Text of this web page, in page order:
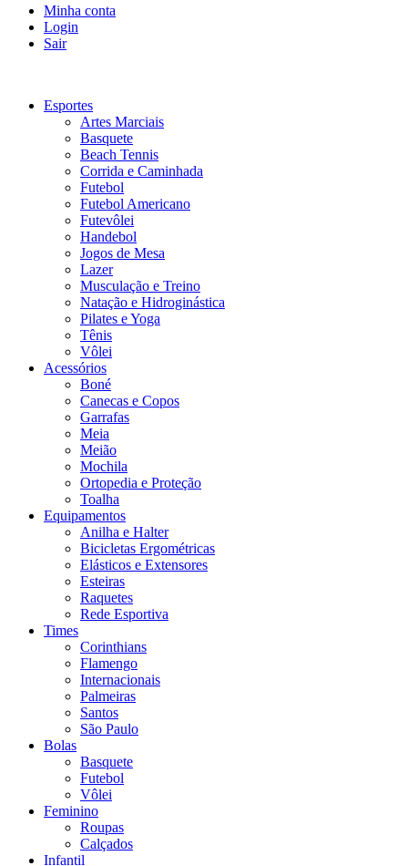
Minha conta
Login
Sair
Esportes
Artes Marciais
Basquete
Beach Tennis
Corrida e Caminhada
Futebol
Futebol Americano
Futevôlei
Handebol
Jogos de Mesa
Lazer
Musculação e Treino
Natação e Hidroginástica
Pilates e Yoga
Tênis
Vôlei
Acessórios
Boné
Canecas e Copos
Garrafas
Meia
Meião
Mochila
Ortopedia e Proteção
Toalha
Equipamentos
Anilha e Halter
Bicicletas Ergométricas
Elásticos e Extensores
Esteiras
Raquetes
Rede Esportiva
Times
Corinthians
Flamengo
Internacionais
Palmeiras
Santos
São Paulo
Bolas
Basquete
Futebol
Vôlei
Feminino
Roupas
Calçados
Infantil